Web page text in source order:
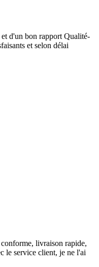
d'un bon rapport Qualité-
et selon délai
livraison rapide,
le service client, je ne l'ai